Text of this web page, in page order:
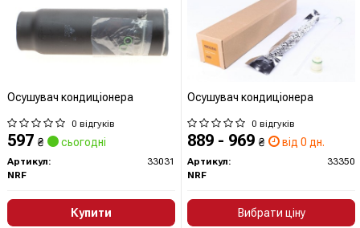
Осушувач кондиціонера
0 відгуків
597 ₴ сьогодні
Артикул:
33031
NRF
Купити
Осушувач кондиціонера
0 відгуків
889 - 969 ₴ від 0 дн.
Артикул:
33350
NRF
Вибрати ціну